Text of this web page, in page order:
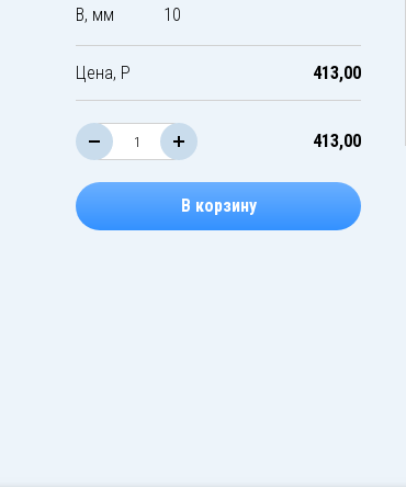
B, мм
10
Цена, Р 413,00
413,00
В корзину